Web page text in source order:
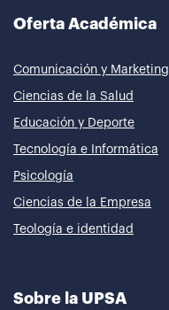
Oferta Académica
Comunicación y Marketing
Ciencias de la Salud
Educación y Deporte
Tecnología e Informática
Psicología
Ciencias de la Empresa
Teología e identidad
Sobre la UPSA